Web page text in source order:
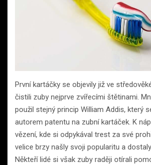
První kartáčky se objevily již ve
čistili zuby nejprve zvířecími štětinami.
použil stejný princip William Addis, který
autorem patentu na zubní kartáček. K
vězení, kde si odpykával trest za své
velice brzy našly svoji popularitu a
Někteří lidé si však zuby raději otírali